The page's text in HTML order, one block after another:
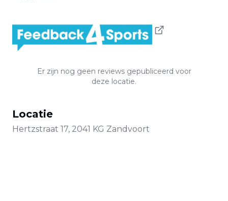
Er zijn nog geen reviews gepubliceerd voor
deze locatie.
Locatie
Hertzstraat 17, 2041 KG Zandvoort